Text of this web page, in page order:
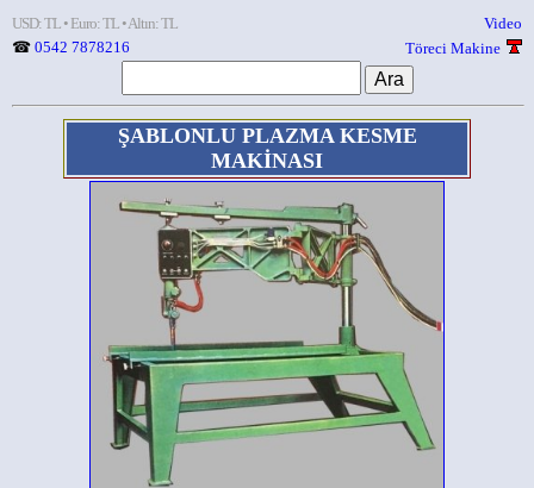
USD: TL • Euro: TL • Altın: TL
Video
☎ 0542 7878216 Töreci Makine
ŞABLONLU PLAZMA KESME
MAKİNASI